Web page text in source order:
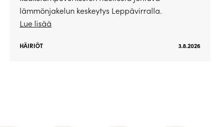
lämmönjakelun keskeytys Leppävirralla.
Lue lisää
HÄIRIÖT 3.8.2026